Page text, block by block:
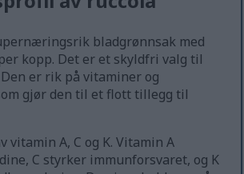
bladgrønnsak med
kopp. Det er et skyldfri valg til
er rik på vitaminer og
gjør den til et flott tillegg til
vitamin A, C og K. Vitamin A
C styrker immunforsvaret, og K